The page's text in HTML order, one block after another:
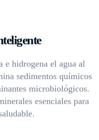
hidrogena el agua al
sedimentos químicos
microbiológicos.
esenciales para